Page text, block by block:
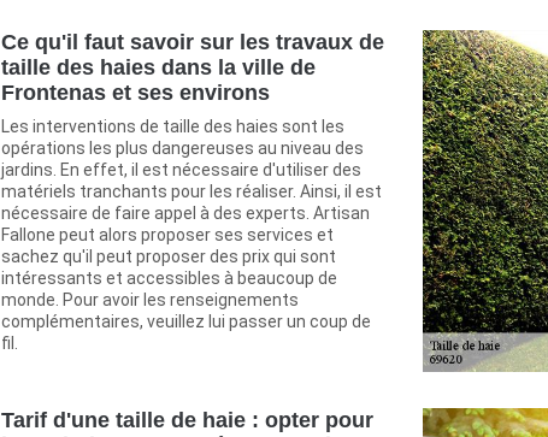
Ce qu'il faut savoir sur les travaux de
taille des haies dans la ville de
Frontenas et ses environs
Les interventions de taille des haies sont les
opérations les plus dangereuses au niveau des
jardins. En effet, il est nécessaire d'utiliser des
matériels tranchants pour les réaliser. Ainsi, il est
nécessaire de faire appel à des experts. Artisan
Fallone peut alors proposer ses services et
sachez qu'il peut proposer des prix qui sont
intéressants et accessibles à beaucoup de
monde. Pour avoir les renseignements
complémentaires, veuillez lui passer un coup de
fil.
Tarif d'une taille de haie : opter pour